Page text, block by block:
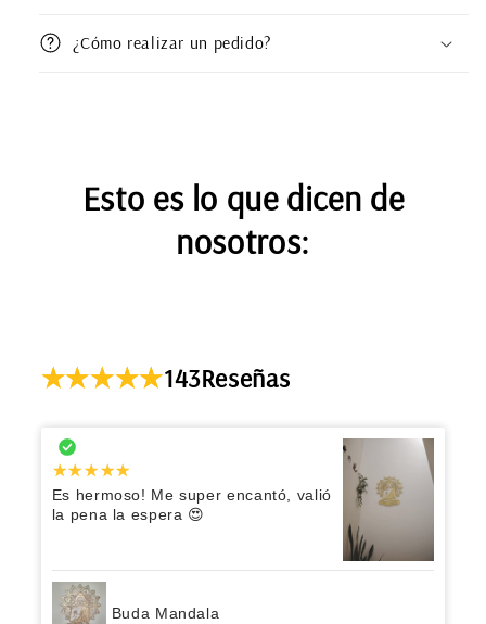
¿Cómo realizar un pedido?
Esto es lo que dicen de
nosotros:
143Reseñas
Es hermoso! Me super encantó, valió
la pena la espera 😍
Buda Mandala